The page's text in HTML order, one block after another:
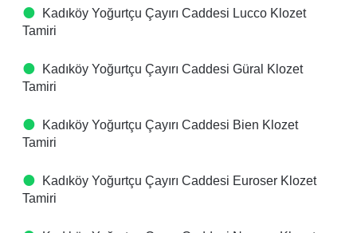
Kadıköy Yoğurtçu Çayırı Caddesi Lucco Klozet
Tamiri
Kadıköy Yoğurtçu Çayırı Caddesi Güral Klozet
Tamiri
Kadıköy Yoğurtçu Çayırı Caddesi Bien Klozet
Tamiri
Kadıköy Yoğurtçu Çayırı Caddesi Euroser Klozet
Tamiri